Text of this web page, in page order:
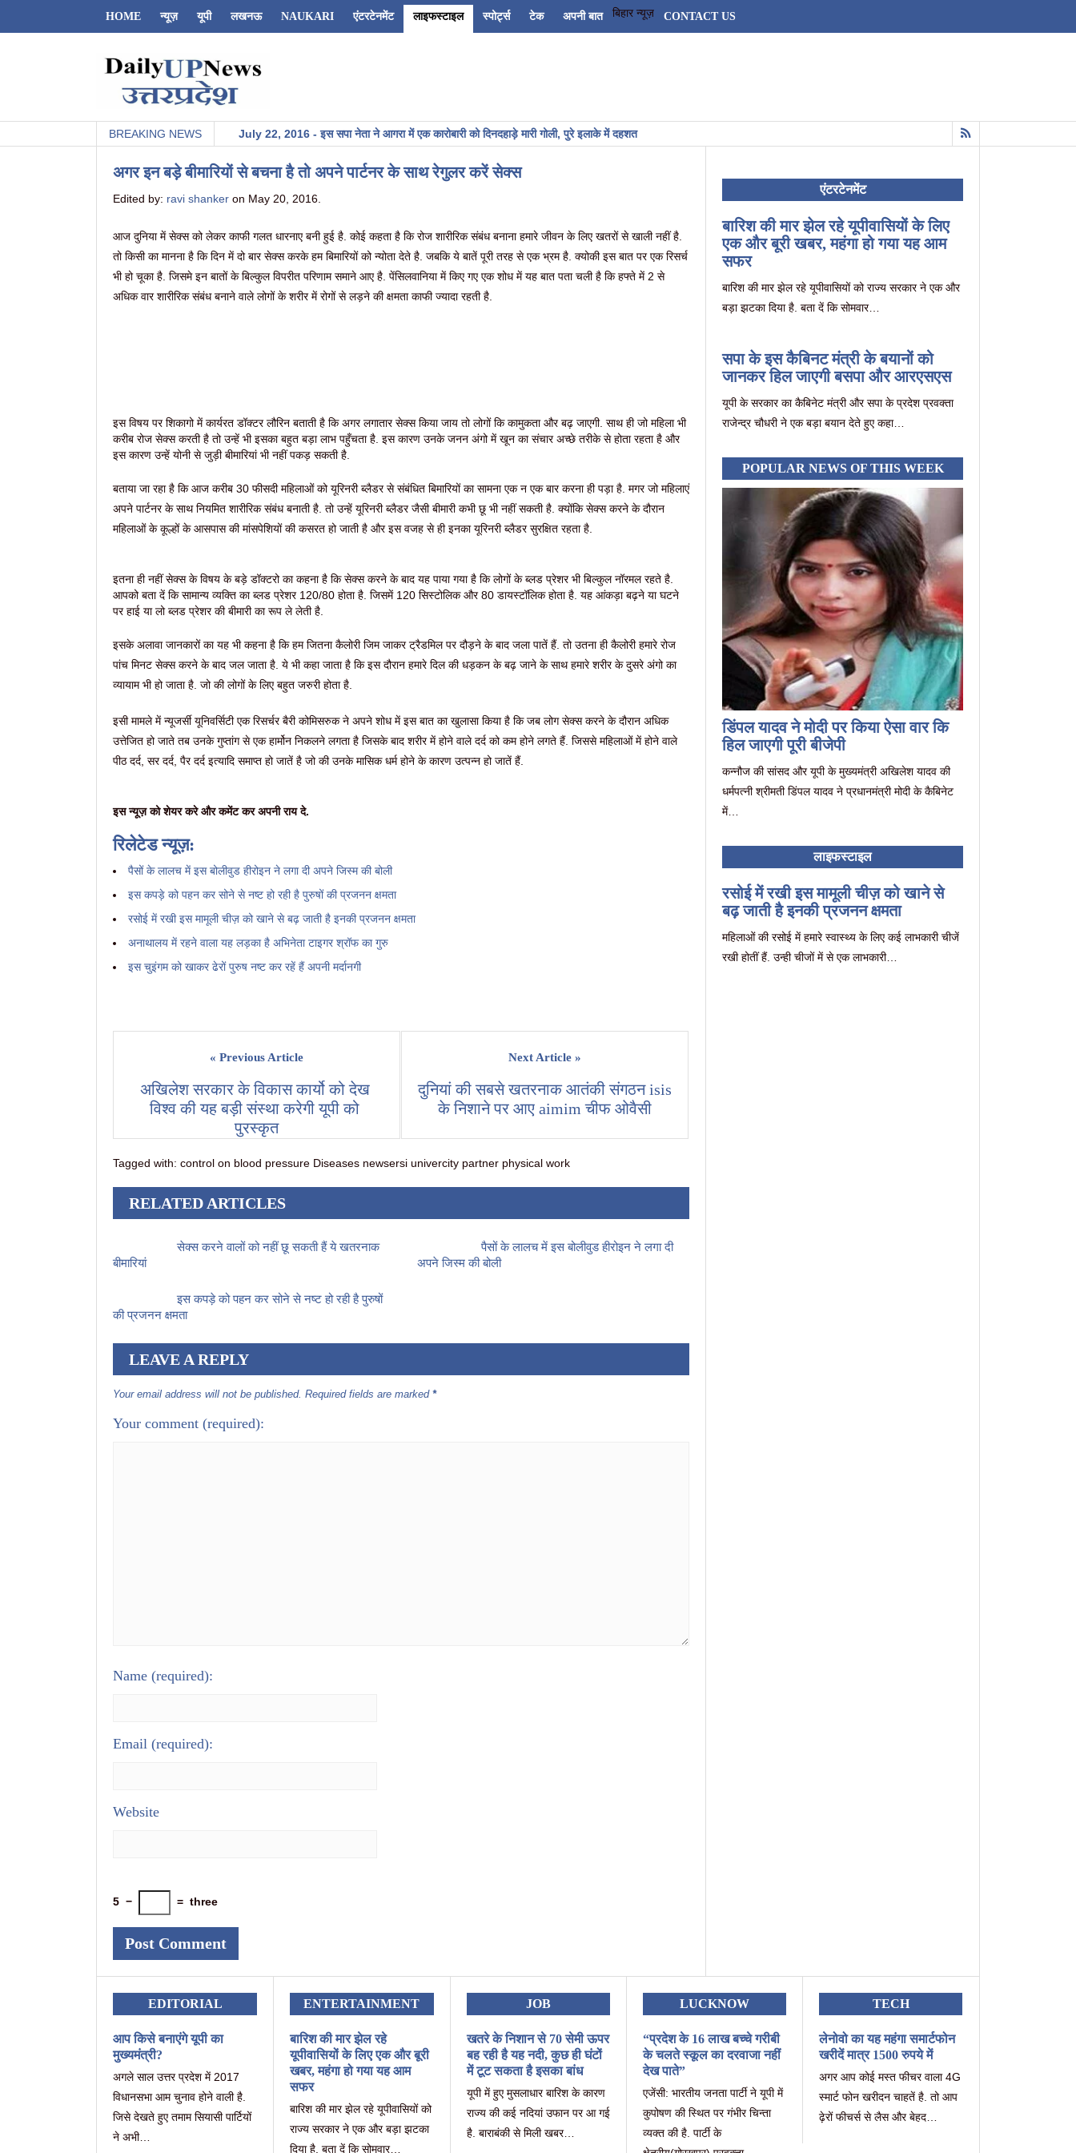
HOME न्यूज़ यूपी लखनऊ NAUKARI एंटरटेनमेंट लाइफस्टाइल स्पोर्ट्स टेक अपनी बात बिहार न्यूज़ CONTACT US
Dailyupnews.in
BREAKING NEWS July 22, 2016 - इस सपा नेता ने आगरा में एक कारोबारी को दिनदहाड़े मारी गोली, पुरे इलाके में दहशत
अगर इन बड़े बीमारियों से बचना है तो अपने पार्टनर के साथ रेगुलर करें सेक्स
Edited by: ravi shanker on May 20, 2016.
आज दुनिया में सेक्स को लेकर काफी गलत धारनाए बनी हुई है. कोई कहता है कि रोज शारीरिक संबंध बनाना हमारे जीवन के लिए खतरों से खाली नहीं है.
तो किसी का मानना है कि दिन में दो बार सेक्स करके हम बिमारियों को न्योता देते है. जबकि ये बातें पूरी तरह से एक भ्रम है. क्योकी इस बात पर एक रिसर्च
भी हो चूका है. जिसमे इन बातों के बिल्कुल विपरीत परिणाम समाने आए है. पेंसिलवानिया में किए गए एक शोध में यह बात पता चली है कि हफ्ते में 2 से
अधिक वार शारीरिक संबंध बनाने वाले लोगों के शरीर में रोगों से लड़ने की क्षमता काफी ज्यादा रहती है.
इस विषय पर शिकागो में कार्यरत डॉक्टर लौरिन बताती है कि अगर लगातार सेक्स किया जाय तो लोगों कि कामुकता और बढ़ जाएगी. साथ ही जो महिला भी
करीब रोज सेक्स करती है तो उन्हें भी इसका बहुत बड़ा लाभ पहुँचता है. इस कारण उनके जनन अंगो में खून का संचार अच्छे तरीके से होता रहता है और
इस कारण उन्हें योनी से जुड़ी बीमारियां भी नहीं पकड़ सकती है.
बताया जा रहा है कि आज करीब 30 फीसदी महिलाओं को यूरिनरी ब्लैडर से संबंधित बिमारियों का सामना एक न एक बार करना ही पड़ा है. मगर जो महिलाएं
अपने पार्टनर के साथ नियमित शारीरिक संबंध बनाती है. तो उन्हें यूरिनरी ब्लैडर जैसी बीमारी कभी छू भी नहीं सकती है. क्योंकि सेक्स करने के दौरान
महिलाओं के कूल्हों के आसपास की मांसपेशियों की कसरत हो जाती है और इस वजह से ही इनका यूरिनरी ब्लैडर सुरक्षित रहता है.
इतना ही नहीं सेक्स के विषय के बड़े डॉक्टरो का कहना है कि सेक्स करने के बाद यह पाया गया है कि लोगों के ब्लड प्रेशर भी बिल्कुल नॉरमल रहते है.
आपको बता दें कि सामान्य व्यक्ति का ब्लड प्रेशर 120/80 होता है. जिसमें 120 सिस्टोलिक और 80 डायस्टॉलिक होता है. यह आंकड़ा बढ़ने या घटने
पर हाई या लो ब्लड प्रेशर की बीमारी का रूप ले लेती है.
इसके अलावा जानकारों का यह भी कहना है कि हम जितना कैलोरी जिम जाकर ट्रैडमिल पर दौड़ने के बाद जला पातें हैं. तो उतना ही कैलोरी हमारे रोज
पांच मिनट सेक्स करने के बाद जल जाता है. ये भी कहा जाता है कि इस दौरान हमारे दिल की धड़कन के बढ़ जाने के साथ हमारे शरीर के दुसरे अंगो का
व्यायाम भी हो जाता है. जो की लोगों के लिए बहुत जरुरी होता है.
इसी मामले में न्यूजर्सी यूनिवर्सिटी एक रिसर्चर बैरी कोमिसरुक ने अपने शोध में इस बात का खुलासा किया है कि जब लोग सेक्स करने के दौरान अधिक
उत्तेजित हो जाते तब उनके गुप्तांग से एक हार्मोन निकलने लगता है जिसके बाद शरीर में होने वाले दर्द को कम होने लगते हैं. जिससे महिलाओं में होने वाले
पीठ दर्द, सर दर्द, पैर दर्द इत्यादि समाप्त हो जातें है जो की उनके मासिक धर्म होने के कारण उत्पन्न हो जातें हैं.
इस न्यूज़ को शेयर करे और कमेंट कर अपनी राय दे.
रिलेटेड न्यूज़:
पैसों के लालच में इस बोलीवुड हीरोइन ने लगा दी अपने जिस्म की बोली
इस कपड़े को पहन कर सोने से नष्ट हो रही है पुरुषों की प्रजनन क्षमता
रसोई में रखी इस मामूली चीज़ को खाने से बढ़ जाती है इनकी प्रजनन क्षमता
अनाथालय में रहने वाला यह लड़का है अभिनेता टाइगर श्रॉफ का गुरु
इस चुइंगम को खाकर ढेरों पुरुष नष्ट कर रहें हैं अपनी मर्दानगी
« Previous Article
अखिलेश सरकार के विकास कार्यो को देख
विश्व की यह बड़ी संस्था करेगी यूपी को
पुरस्कृत
Next Article »
दुनियां की सबसे खतरनाक आतंकी संगठन isis
के निशाने पर आए aimim चीफ ओवैसी
Tagged with: control on blood pressure Diseases newsersi univercity partner physical work
RELATED ARTICLES
सेक्स करने वालों को नहीं छू सकती हैं ये खतरनाक
बीमारियां
पैसों के लालच में इस बोलीवुड हीरोइन ने लगा दी
अपने जिस्म की बोली
इस कपड़े को पहन कर सोने से नष्ट हो रही है पुरुषों
की प्रजनन क्षमता
LEAVE A REPLY
Your email address will not be published. Required fields are marked *
Your comment (required):
Name (required):
Email (required):
Website
5 − = three
एंटरटेनमेंट
बारिश की मार झेल रहे यूपीवासियों के लिए
एक और बूरी खबर, महंगा हो गया यह आम
सफर
बारिश की मार झेल रहे यूपीवासियों को राज्य सरकार ने एक और
बड़ा झटका दिया है. बता दें कि सोमवार…
सपा के इस कैबिनट मंत्री के बयानों को
जानकर हिल जाएगी बसपा और आरएसएस
यूपी के सरकार का कैबिनेट मंत्री और सपा के प्रदेश प्रवक्ता
राजेन्द्र चौधरी ने एक बड़ा बयान देते हुए कहा…
POPULAR NEWS OF THIS WEEK
डिंपल यादव ने मोदी पर किया ऐसा वार कि
हिल जाएगी पूरी बीजेपी
कन्नौज की सांसद और यूपी के मुख्यमंत्री अखिलेश यादव की
धर्मपत्नी श्रीमती डिंपल यादव ने प्रधानमंत्री मोदी के कैबिनेट
में…
लाइफस्टाइल
रसोई में रखी इस मामूली चीज़ को खाने से
बढ़ जाती है इनकी प्रजनन क्षमता
महिलाओं की रसोई में हमारे स्वास्थ्य के लिए कई लाभकारी चीजें
रखी होतीं हैं. उन्ही चीजों में से एक लाभकारी…
EDITORIAL
आप किसे बनाएंगे यूपी का
मुख्यमंत्री?
अगले साल उत्तर प्रदेश में 2017
विधानसभा आम चुनाव होने वाली है.
जिसे देखते हुए तमाम सियासी पार्टियों
ने अभी…
ENTERTAINMENT
बारिश की मार झेल रहे
यूपीवासियों के लिए एक और बूरी
खबर, महंगा हो गया यह आम
सफर
बारिश की मार झेल रहे यूपीवासियों को
राज्य सरकार ने एक और बड़ा झटका
दिया है. बता दें कि सोमवार…
JOB
खतरे के निशान से 70 सेमी ऊपर
बह रही है यह नदी, कुछ ही घंटों
में टूट सकता है इसका बांध
यूपी में हुए मुसलाधार बारिश के कारण
राज्य की कई नदियां उफान पर आ गई
है. बाराबंकी से मिली खबर…
LUCKNOW
“प्रदेश के 16 लाख बच्चे गरीबी
के चलते स्कूल का दरवाजा नहीं
देख पाते”
एजेंसी: भारतीय जनता पार्टी ने यूपी में
कुपोषण की स्थित पर गंभीर चिन्ता
व्यक्त की है. पार्टी के
TECH
लेनोवो का यह महंगा समार्टफोन
खरीदें मात्र 1500 रुपये में
अगर आप कोई मस्त फीचर वाला 4G
स्मार्ट फोन खरीदन चाहतें है. तो आप
ढ़ेरों फीचर्स से लैस और बेहद…